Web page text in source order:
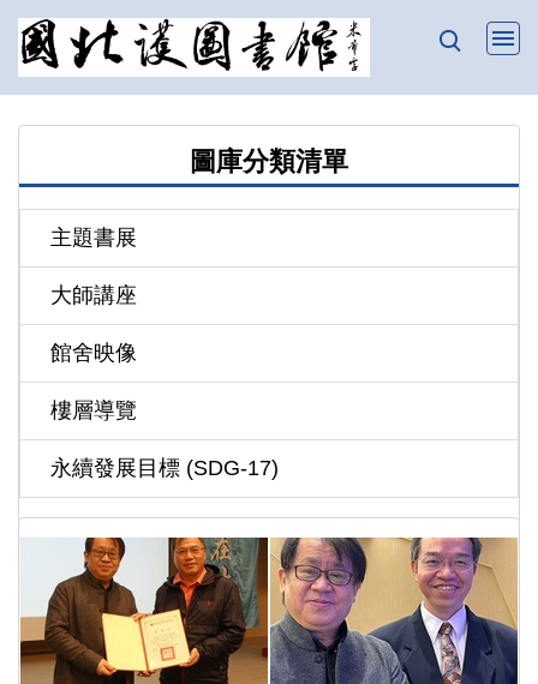
跳
到
容
區
圖庫分類清單
主題書展
大師講座
館舍映像
樓層導覽
永續發展目標 (SDG-17)